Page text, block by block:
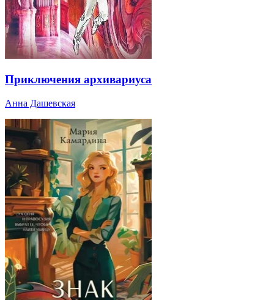
Приключения архивариуса
Анна Дашевская